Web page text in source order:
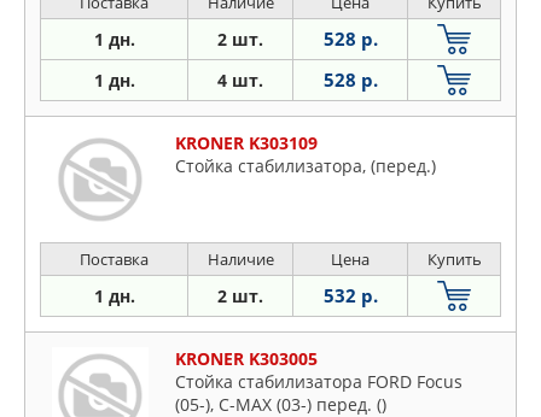
1 дн. 2 шт. 528 р.
1 дн. 4 шт. 528 р.
KRONER K303109
Стойка стабилизатора, (перед.)
Поставка Наличие Цена Купить
1 дн. 2 шт. 532 р.
KRONER K303005
Стойка стабилизатора FORD Focus
(05-), C-MAX (03-) перед. ()